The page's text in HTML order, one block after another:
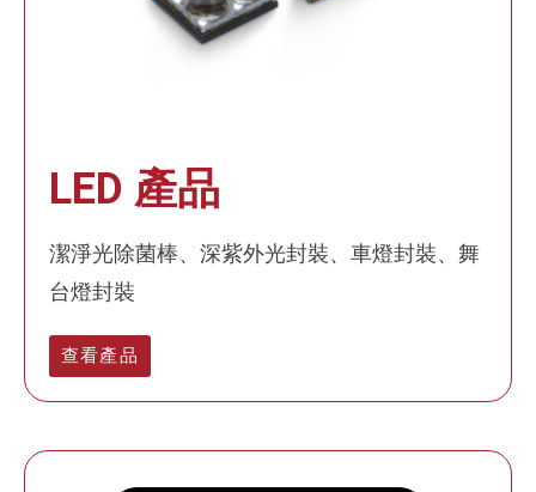
LED 產品
潔淨光除菌棒、深紫外光封裝、車燈封裝、舞
台燈封裝
查看產品